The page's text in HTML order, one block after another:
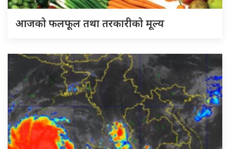
आजको फलफूल तथा तरकारीको मूल्य